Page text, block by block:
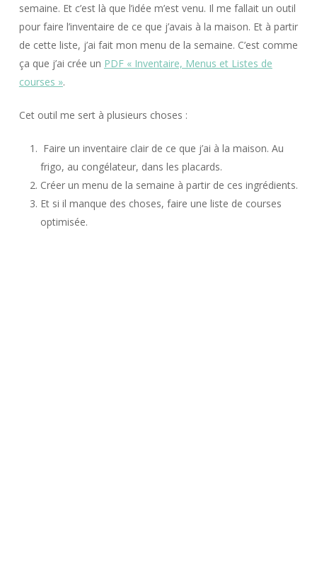
semaine. Et c’est là que l’idée m’est venu. Il me fallait un outil
pour faire l’inventaire de ce que j’avais à la maison. Et à partir
de cette liste, j’ai fait mon menu de la semaine. C’est comme
ça que j’ai crée un PDF « Inventaire, Menus et Listes de
courses ».
Cet outil me sert à plusieurs choses :
Faire un inventaire clair de ce que j’ai à la maison. Au
frigo, au congélateur, dans les placards.
Créer un menu de la semaine à partir de ces ingrédients.
Et si il manque des choses, faire une liste de courses
optimisée.